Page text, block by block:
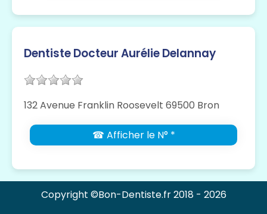
Dentiste Docteur Aurélie Delannay
132 Avenue Franklin Roosevelt 69500 Bron
☎ Afficher le N° *
Copyright ©Bon-Dentiste.fr 2018 - 2026